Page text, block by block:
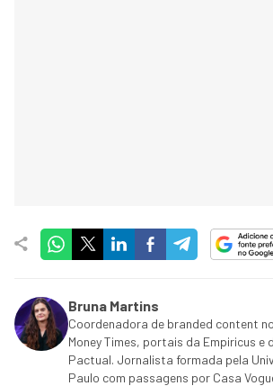
Bruna Martins
Coordenadora de branded content
Money Times, portais da Empiricus e
Pactual. Jornalista formada pela
Paulo com passagens por Casa